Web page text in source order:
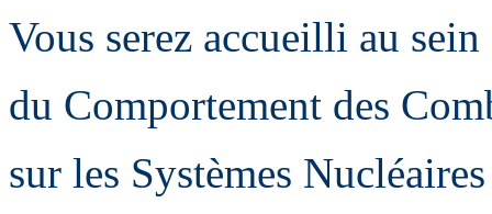
Vous serez accueilli au
du Comportement des
sur les Systèmes